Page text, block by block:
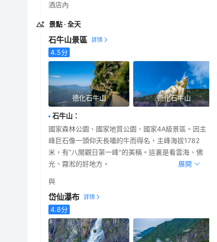
酒店內
景點 · 全天
石牛山景區
4.5分
德化石牛山 德化石牛山
石牛山 ：
國家森林公園、國家地質公園、國家4A級景區。因主
峰巨石像一頭仰天長嘯的牛而得名，主峰海拔1782
米，有“八閩觀日第一峰"的美稱。這裏是看雲海、佛
光、霧淞的好地方。
展開
與
岱仙瀑布
4.8分